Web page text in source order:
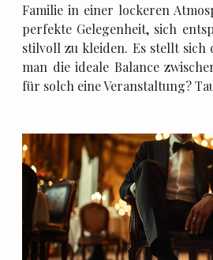
Familie in einer lockeren
perfekte Gelegenheit, sich
stilvoll zu kleiden. Es stellt sich
man die ideale Balance
für solch eine Veranstaltung?